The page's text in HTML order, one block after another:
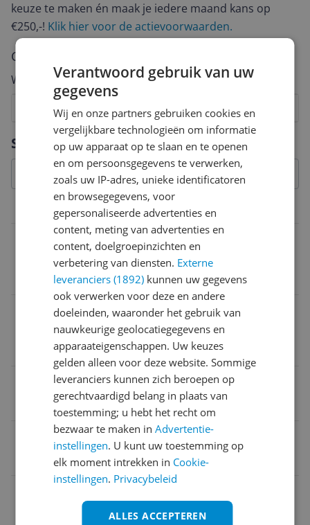
Specificaties
Overige kenmerken
Naam verantwoordelijke marktdeelnemer in de EU
Deze informatie volgt nog / Ces informations suivro
nt bientôt
Adres verantwoordelijke marktdeelnemer in de EU
Deze informatie volgt nog / Ces informations suivro
nt bientôt
Verpakking hoogte
Type opbergcase
keuze te maken én maak je iedere maand kans op
€250,-! Klik hier voor de actievoorwaarden.
Cijfer
Welk cijfer geef jij dit product?
8
6
2
Vraag 1 van 4
Verantwoord gebruik van uw
gegevens
Wij en onze partners gebruiken cookies en
vergelijkbare technologieën om informatie
op uw apparaat op te slaan en te openen
en om persoonsgegevens te verwerken,
zoals uw IP-adres, unieke identificatoren
en browsegegevens, voor
gepersonaliseerde advertenties en
content, meting van advertenties en
content, doelgroepinzichten en
verbetering van diensten. Externe
leveranciers (1892) kunnen uw gegevens
ook verwerken voor deze en andere
doeleinden, waaronder het gebruik van
nauwkeurige geolocatiegegevens en
apparaateigenschappen. Uw keuzes
gelden alleen voor deze website. Sommige
leveranciers kunnen zich beroepen op
gerechtvaardigd belang in plaats van
toestemming; u hebt het recht om
bezwaar te maken inAdvertentie-
instellingen. U kunt uw toestemming op
elk moment intrekken in Cookie-
instellingen. Privacybeleid
ALLES ACCEPTEREN